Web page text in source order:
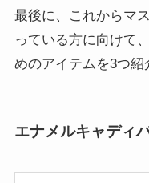
最後に、これからマ
っている方に向けて
めのアイテムを3つ紹
エナメルキャディ